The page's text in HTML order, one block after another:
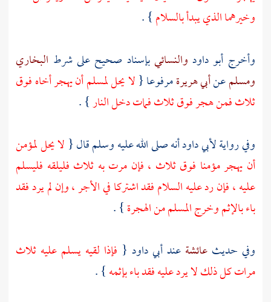
وخيرهما الذي يبدأ بالسلام} .
وأخرج أبو داود والنسائيبإسناد صحيح على شرط البخاري
ومسلمعنأبي هريرةمرفوعا {لا يحل لمسلم أن يهجر أخاه فوق
ثلاث فمن هجر فوق ثلاث فمات دخل النار} .
وفي روايةلأبي داودأنه صلى الله عليه وسلم قال { لا يحل لمؤمن
أن يهجر مؤمنا فوق ثلاث ، فإن مرت به ثلاث فليلقه فليسلم
عليه ، فإن رد عليه السلام فقد اشتركا في الأجر ، وإن لم يرد فقد
باء بالإثم وخرج المسلم من الهجرة} .
وفي حديثعائشةعندأبي داود { فإذا لقيه يسلم عليه ثلاث
مرات كل ذلك لا يرد عليه فقد باء بإثمه} .